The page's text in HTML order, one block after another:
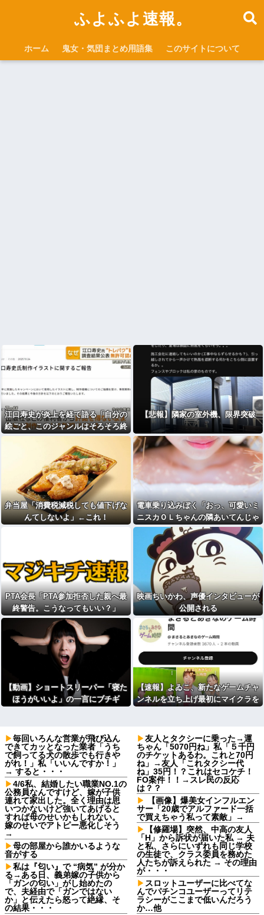
ふよふよ速報。
ホーム 鬼女・気団まとめ用語集 このサイトについて
江口寿史が炎上を経て語る「自分の
絵ごと、このジャンルはそろそろ終
わりかな」
【悲報】隣家の室外機、限界突破
弁当屋「消費税減税しても値下げな
んてしないよ」←これ！
電車乗り込みぼく「おっ、可愛いミ
ニスカＯＬちゃんの隣あいてんじゃ
ん！座ったろ！」⇒！！
PTA会長「PTA参加拒否した親へ最
終警告。こうなってもいい？」
映画ちいかわ、声優インタビューが
公開される
【動画】ショートスリーパー「寝た
ほうがいいよ」の一言にブチギ
【速報】よゐこ、新たなゲームチャ
ンネルを立ち上げ最初にマイクラを
毎回いろんな営業が飛び込ん
できてカッとなった業者「うち
で飼ってる犬の散歩でも行きや
がれ！」私「いいんですか！」
→ すると・・・
4/6私、結婚したい職業NO.1の
公務員なんですけど、嫁が子供
連れて家出した。全く理由は思
いつかないけど強いてあげると
すれば母のせいかもしれない。
嫁のせいでアトピー悪化しそう
→
母の部屋から誰かいるような
音がする
私は『匂い』で “病気” が分か
る→ある日、義弟嫁の子供から
「ガンの匂い」がし始めたの
で、夫経由で「ガンではない
か」と伝えたら怒って絶縁、そ
の結果・・・
友人とタクシーに乗った→運
ちゃん「5070円ね」私「５千円
のチケットあるわ。これと70円
ね」→友人「これタクシー代
ね」35円！？これはセコケチ！
FO案件！！→スレ民の反応
は？？
【画像】爆美女インフルエン
サー「20歳でアルファード一括
で買えちゃう私って素敵」→
【修羅場】突然、中高の友人
「H」から訴状が届いた私 → 夫
と私、さらにいずれも同じ学校
の生徒で、クラス委員を務めた
人たちが訴えられた → その理由
が・・・
スロットユーザーに比べてな
んでパチンコユーザーってリテ
ラシーがここまで低いんだろう
か…他